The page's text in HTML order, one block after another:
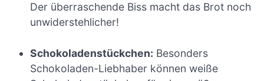
Der überraschende Biss macht das Brot noch
unwiderstehlicher!
Schokoladenstückchen: Besonders
Schokoladen-Liebhaber können weiße